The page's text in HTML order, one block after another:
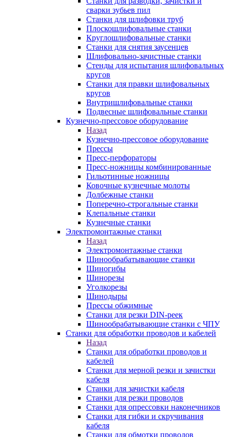
сварки зубьев пил
Станки для шлифовки труб
Плоскошлифовальные станки
Круглошлифовальные станки
Станки для снятия заусенцев
Шлифовально-зачистные станки
Стенды для испытания шлифовальных
кругов
Станки для правки шлифовальных
кругов
Внутришлифовальные станки
Подвесные шлифовальные станки
Кузнечно-прессовое оборудование
Назад
Кузнечно-прессовое оборудование
Прессы
Пресс-перфораторы
Пресс-ножницы комбинированные
Гильотинные ножницы
Ковочные кузнечные молоты
Долбежные станки
Поперечно-строгальные станки
Клепальные станки
Кузнечные станки
Электромонтажные станки
Назад
Электромонтажные станки
Шинообрабатывающие станки
Шиногибы
Шинорезы
Уголкорезы
Шинодыры
Прессы обжимные
Станки для резки DIN-реек
Шинообрабатывающие станки с ЧПУ
Станки для обработки проводов и кабелей
Назад
Станки для обработки проводов и
кабелей
Станки для мерной резки и зачистки
кабеля
Станки для зачистки кабеля
Станки для резки проводов
Станки для опрессовки наконечников
Станки для гибки и скручивания
кабеля
Станки для обмотки проводов